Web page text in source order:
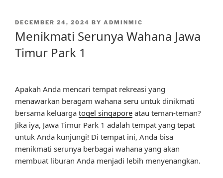
POSTED
DECEMBER 24, 2024 BY ADMINMIC
Menikmati Serunya Wahana Jawa
Timur Park 1
Apakah Anda mencari tempat rekreasi yang
menawarkan beragam wahana seru untuk dinikmati
bersama keluarga togel singapore atau teman-teman?
Jika iya, Jawa Timur Park 1 adalah tempat yang tepat
untuk Anda kunjungi! Di tempat ini, Anda bisa
menikmati serunya berbagai wahana yang akan
membuat liburan Anda menjadi lebih menyenangkan.